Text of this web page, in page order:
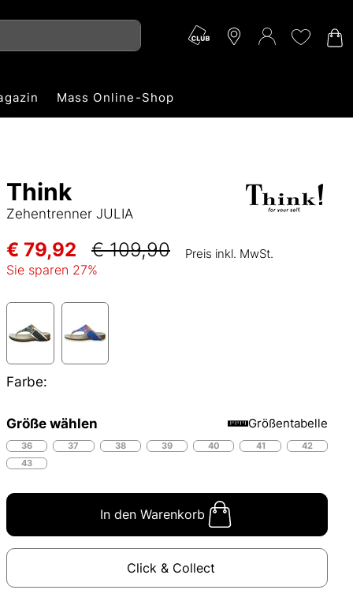
Mass Online-Shop
Think
Zehentrenner JULIA
€ 79,92 € 109,90 Preis inkl. MwSt.
Sie sparen 27%
Farbe:
Größe wählen Größentabelle
36 37 38 39 40 41
42
43
In den Warenkorb
Click & Collect